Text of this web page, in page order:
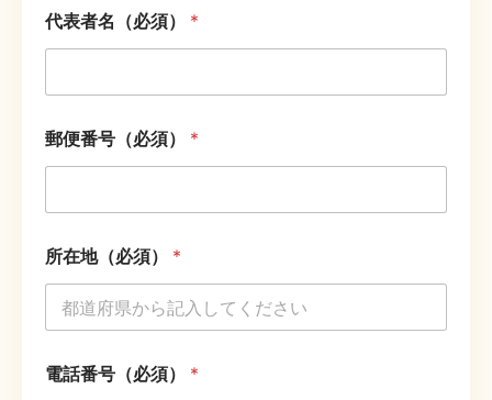
代表者名（必須） *
郵便番号（必須） *
所在地（必須） *
電話番号（必須） *